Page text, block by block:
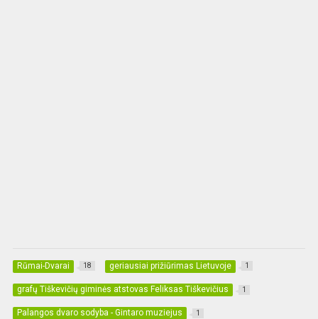
Rūmai-Dvarai 18 geriausiai prižiūrimas Lietuvoje 1
grafų Tiškevičių giminės atstovas Feliksas Tiškevičius 1
Palangos dvaro sodyba - Gintaro muziejus 1